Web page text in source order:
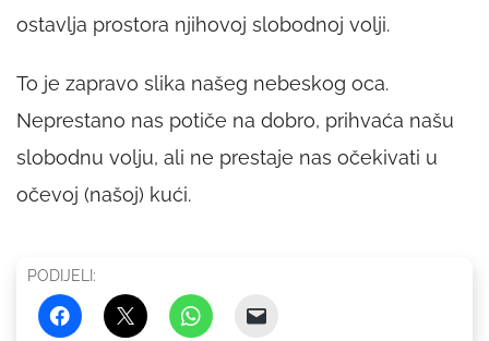
ostavlja prostora njihovoj slobodnoj volji.
To je zapravo slika našeg nebeskog oca.
Neprestano nas potiče na dobro, prihvaća našu
slobodnu volju, ali ne prestaje nas očekivati u
očevoj (našoj) kući.
PODIJELI: